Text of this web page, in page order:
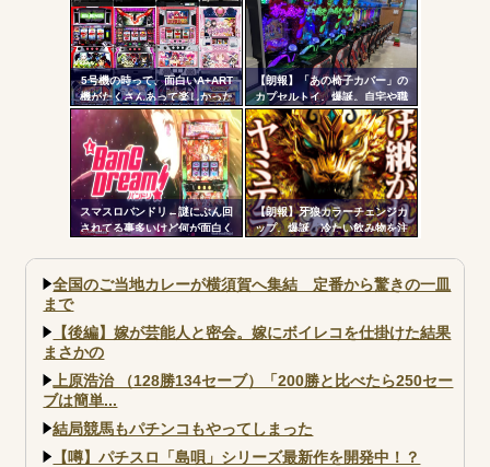
率82.6%のバトルタイプAT
5号機の時って、面白いA+ART
機がたくさんあって楽しかった
よなｗｗｗ
【朗報】「あの椅子カバー」の
カプセルトイ、爆誕。自宅や職
場をパチンコ屋にしちゃおうｗ
ｗｗ
スマスロバンドリ←謎にぶん回
されてる事多いけど何が面白く
【朗報】牙狼カラーチェンジカ
ップ、爆誕 冷たい飲み物を注
全国のご当地カレーが横須賀へ集結 定番から驚きの一皿
まで
【後編】嫁が芸能人と密会。嫁にボイレコを仕掛けた結果
まさかの
上原浩治 （128勝134セーブ）「200勝と比べたら250セー
ブは簡単...
結局競馬もパチンコもやってしまった
【噂】パチスロ「島唄」シリーズ最新作を開発中！？